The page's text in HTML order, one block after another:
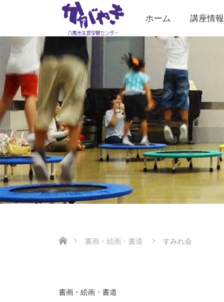
ホーム 講座情報
書画・絵画・書道
すみれ会
書画・絵画・書道